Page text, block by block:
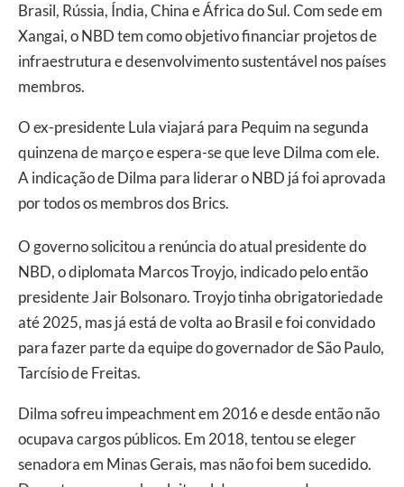
Brasil, Rússia, Índia, China e África do Sul. Com sede em
Xangai, o NBD tem como objetivo financiar projetos de
infraestrutura e desenvolvimento sustentável nos países
membros.
O ex-presidente Lula viajará para Pequim na segunda
quinzena de março e espera-se que leve Dilma com ele.
A indicação de Dilma para liderar o NBD já foi aprovada
por todos os membros dos Brics.
O governo solicitou a renúncia do atual presidente do
NBD, o diplomata Marcos Troyjo, indicado pelo então
presidente Jair Bolsonaro. Troyjo tinha obrigatoriedade
até 2025, mas já está de volta ao Brasil e foi convidado
para fazer parte da equipe do governador de São Paulo,
Tarcísio de Freitas.
Dilma sofreu impeachment em 2016 e desde então não
ocupava cargos públicos. Em 2018, tentou se eleger
senadora em Minas Gerais, mas não foi bem sucedido.